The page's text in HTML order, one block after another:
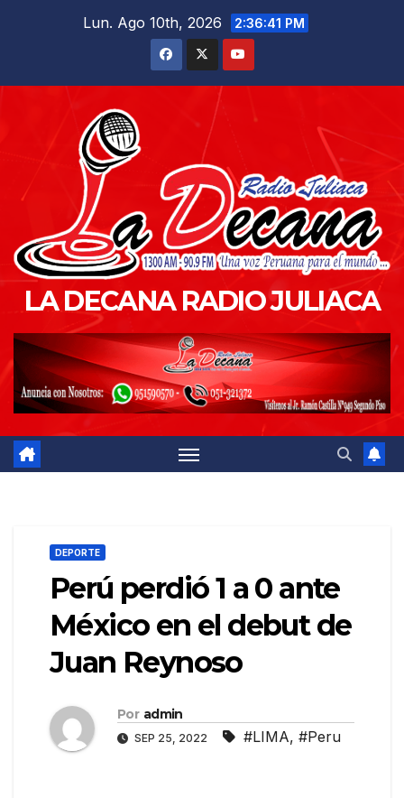
Lun. Ago 10th, 2026 2:36:43 PM
LA DECANA RADIO JULIACA
DEPORTE
Perú perdió 1 a 0 ante
México en el debut de
Juan Reynoso
Por admin
SEP 25, 2022 #LIMA, #Peru